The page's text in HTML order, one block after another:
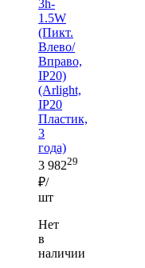
3h-
1.5W
(Пикт.
Влево/
Вправо,
IP20)
(Arlight,
IP20
Пластик,
3
года)
3 98229
₽/
шт
Нет
в
наличии